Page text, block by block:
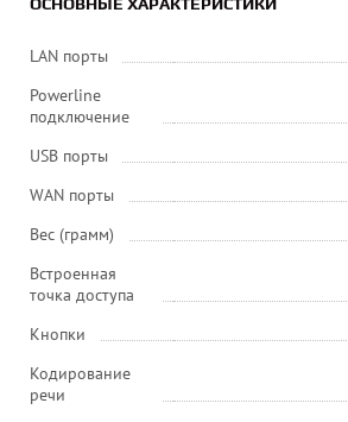
LAN порты
Powerline
подключение
USB порты
WAN порты
Вес (грамм)
Встроенная
точка доступа
Кнопки
Кодирование
речи